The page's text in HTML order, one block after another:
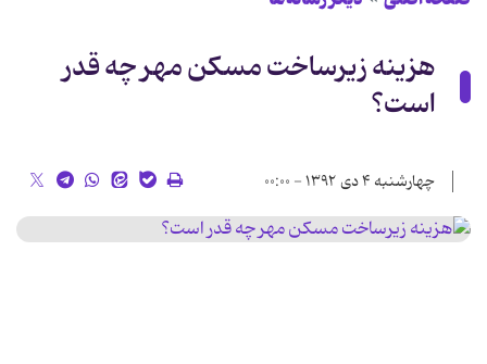
هزینه زیرساخت مسکن مهر چه قدر
است؟
چهارشنبه ۴ دی ۱۳۹۲ - ۰۰:۰۰